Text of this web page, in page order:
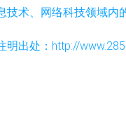
技术、网络科技领域内
明出处：http://